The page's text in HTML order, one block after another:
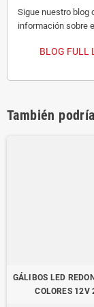
Sigue nuestro blog
información sobre
BLOG FULL
También
GÁLIBOS LED
COLORES 12V